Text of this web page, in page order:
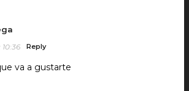
10:36 Reply
va a gustarte